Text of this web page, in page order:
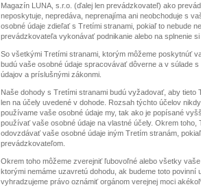
Magazín LUNA, s.r.o. (ďalej len prevádzkovateľ) ako
neposkytuje, nepredáva, neprenajíma ani neobchoduje s
osobné údaje zdieľať s Tretími stranami, pokiaľ to nebude
prevádzkovateľa vykonávať podnikanie alebo na splnenie
So všetkými Tretími stranami, ktorým môžeme poskytnúť
budú vaše osobné údaje spracovávať dôverne a v súlade
údajov a príslušnými zákonmi.
Naše dohody s Tretími stranami budú vyžadovať, aby tieto
len na účely uvedené v dohode. Rozsah týchto účelov
používame vaše osobné údaje my, tak ako je popísané
používať vaše osobné údaje na vlastné účely. Okrem toho,
odovzdávať vaše osobné údaje iným Tretím stranám,
prevádzkovateľom.
Okrem toho môžeme zverejniť ľubovoľné alebo všetky
ktorými nemáme uzavretú dohodu, ak budeme toto povinní
vyhradzujeme právo oznámiť orgánom verejnej moci